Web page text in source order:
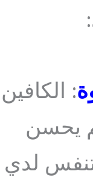
: الكافين
يحسن
لدي